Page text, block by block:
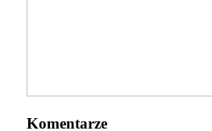
Komentarze